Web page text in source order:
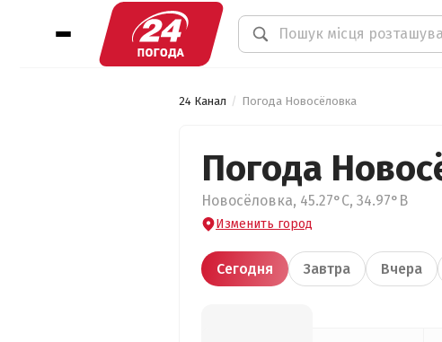
24 Канал Погода Новосёловка
Погода
Новосёловка, 45.27°С, 34.97°В
Изменить город
Сегодня Завтра Вчера